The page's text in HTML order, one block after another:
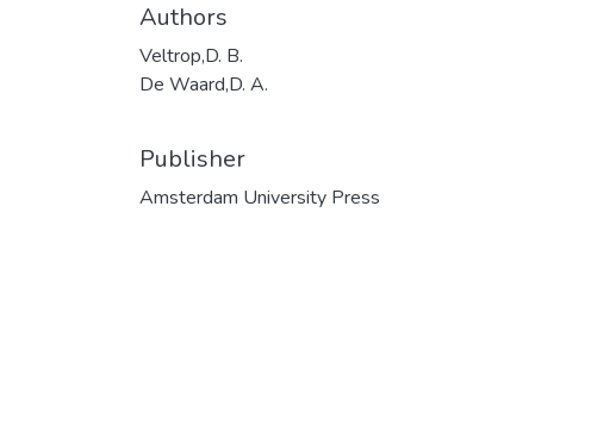
Authors
Veltrop,D. B.
De Waard,D. A.
Publisher
Amsterdam University Press